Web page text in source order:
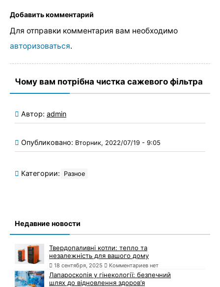
Добавить комментарий
Для отправки комментария вам необходимо
авторизоваться.
Чому вам потрібна чистка сажевого фільтра
Автор: admin
Опубликовано: Вторник, 2022/07/19 - 9:05
Категории: Разное
Недавние новости
Твердопаливні котли: тепло та
незалежність для вашого дому
18 сентября, 2025 Комментариев нет
Лапароскопія у гінекології: безпечний
шлях до відновлення здоров’я